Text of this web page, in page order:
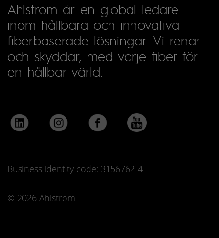
Ahlstrom är en global ledare
inom hållbara och innovativa
fiberbaserade lösningar. Vi renar
och skyddar, med varje fiber för
en hållbar värld.
Business identity code: 3156762-4
© 2026 Ahlstrom